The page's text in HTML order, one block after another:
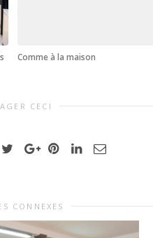
Comme à la maison
CECI
CONNEXES